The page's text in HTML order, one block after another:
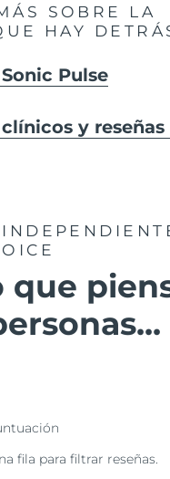
SOBRE LA
HAY
Pulse
y reseñas
que